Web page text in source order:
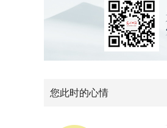
您此时的心情